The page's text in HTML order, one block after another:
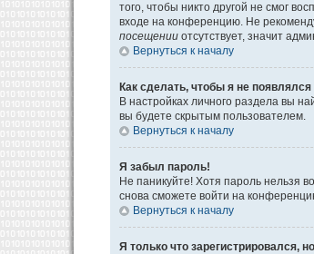
того, чтобы никто другой не смог
входе на конференцию. Не
посещении отсутствует, значит
Вернуться к началу
Как сделать, чтобы я не
В настройках личного раздела вы
вы будете скрытым пользователем.
Вернуться к началу
Я забыл пароль!
Не паникуйте! Хотя пароль нельзя
снова сможете войти на
Вернуться к началу
Я только что зарегистрировался,